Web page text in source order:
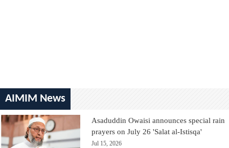
AIMIM News
Asaduddin Owaisi announces special rain
prayers on July 26 'Salat al-Istisqa'
Jul 15, 2026